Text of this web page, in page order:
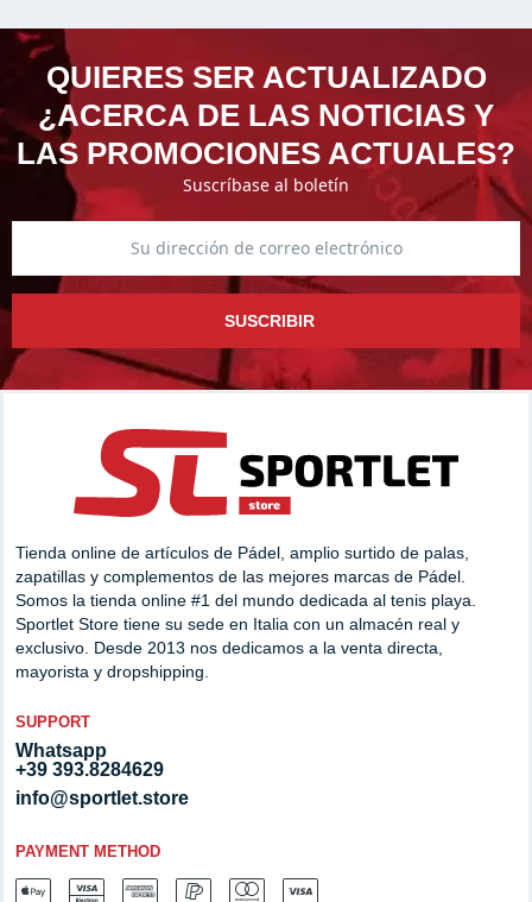
QUIERES SER ACTUALIZADO
¿ACERCA DE LAS NOTICIAS Y
LAS PROMOCIONES ACTUALES?
Suscríbase al boletín
SUSCRIBIR
Tienda online de artículos de Pádel, amplio surtido de palas,
zapatillas y complementos de las mejores marcas de Pádel.
Somos la tienda online #1 del mundo dedicada al tenis playa.
Sportlet Store tiene su sede en Italia con un almacén real y
exclusivo. Desde 2013 nos dedicamos a la venta directa,
mayorista y dropshipping.
SUPPORT
Whatsapp
+39 393.8284629
info@sportlet.store
PAYMENT METHOD